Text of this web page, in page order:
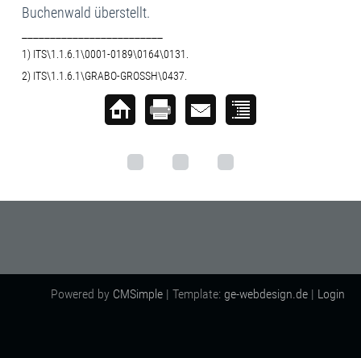
Buchenwald überstellt.
1) ITS\1.1.6.1\0001-0189\0164\0131.
2) ITS\1.1.6.1\GRABO-GROSSH\0437.
Powered by CMSimple | Template: ge-webdesign.de | Login